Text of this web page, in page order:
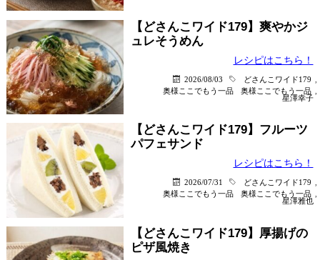
【どさんこワイド179】爽やかジ
ュレそうめん
レシピはこちら！
2026/08/03 どさんこワイド179
奥様ここでもう一品
奥様ここでもう一品
星澤幸子
【どさんこワイド179】フルーツ
パフェサンド
レシピはこちら！
2026/07/31 どさんこワイド179
奥様ここでもう一品
奥様ここでもう一品
星澤雅也
【どさんこワイド179】厚揚げの
ピザ風焼き